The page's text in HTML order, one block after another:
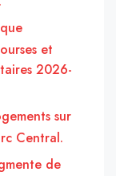
et
2026-
sur
Central.
de